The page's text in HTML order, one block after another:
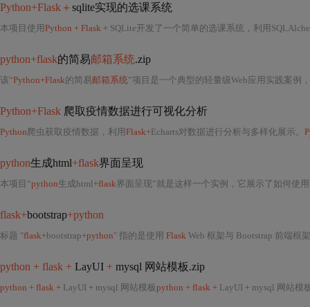
Python+Flask＋ sqlite实现的选课系统
本项目使用Python + Flask + SQLite开发了一个简单的选课系统，利用SQLAlchemy实现学生与课程的多对多关系建模。
python+flask的简易邮箱系统.zip
该“Python+Flask的简易邮箱系统”项目是一个典型的轻量级Web应用实践案例，完整覆盖了现代Web后端开发的核心技
Python+Flask 爬取疫情数据进行可视化分析
Python爬虫获取疫情数据，利用Flask+Echarts对数据进行分析与多样化展示。
python生成html+flask界面呈现
本项目“python生成html+flask界面呈现”就是这样一个实例，它展示了如何使用
flask+bootstrap+python
标题 "flask+bootstrap+python" 指的是使用 Flask Web 框架与 Bootstrap 前端框
python + flask + LayUI + mysql 网站模板.zip
python + flask + LayUI + mysql 网站模板python + flask + LayUI + mysql 网站模